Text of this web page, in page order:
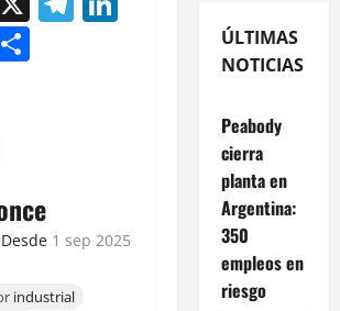
Desde 1 sep 2025
industrial
ÚLTIMAS
NOTICIAS
Peabody
cierra
planta en
Argentina:
350
empleos en
riesgo